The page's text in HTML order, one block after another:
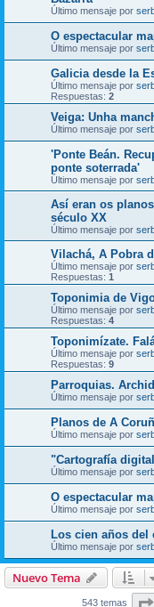
Último mensaje por
O espectacular
Último mensaje por
Galicia desde la
Último mensaje por
Respuestas: 2
Veiga: Unha
Último mensaje por
'Ponte Beán.
ponte soterrada'
Último mensaje por
Así eran os
século XX
Último mensaje por
Vilachá, A Pobra
Último mensaje por
Respuestas: 1
Toponimia de
Último mensaje por
Respuestas: 4
Toponimízate.
Último mensaje por
Respuestas: 9
Parroquias.
Último mensaje por
Planos de A
Último mensaje por
"Cartografía
Último mensaje por
O espectacular
Último mensaje por
Los cien años del
Último mensaje por
Nuevo Tema
543 temas